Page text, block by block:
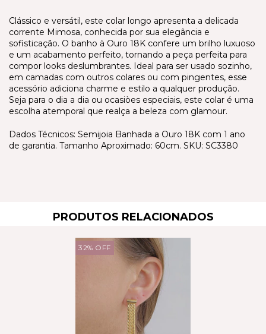
Clássico e versátil, este colar longo apresenta a delicada
corrente Mimosa, conhecida por sua elegância e
sofisticação. O banho à Ouro 18K confere um brilho luxuoso
e um acabamento perfeito, tornando a peça perfeita para
compor looks deslumbrantes. Ideal para ser usado sozinho,
em camadas com outros colares ou com pingentes, esse
acessório adiciona charme e estilo a qualquer produção.
Seja para o dia a dia ou ocasiòes especiais, este colar é uma
escolha atemporal que realça a beleza com glamour.
Dados Técnicos: Semijoia Banhada a Ouro 18K com 1 ano
de garantia. Tamanho Aproximado: 60cm. SKU: SC3380
PRODUTOS RELACIONADOS
32% OFF